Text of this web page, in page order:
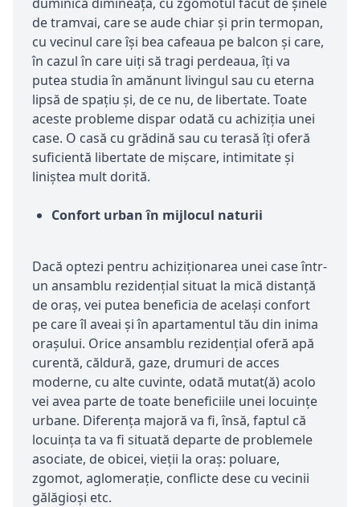
de tramvai, care se aude chiar și prin termopan,
cu vecinul care își bea cafeaua pe balcon și care,
în cazul în care uiți să tragi perdeaua, îți va
putea studia în amănunt livingul sau cu eterna
lipsă de spațiu și, de ce nu, de libertate. Toate
aceste probleme dispar odată cu achiziția unei
case. O casă cu grădină sau cu terasă îți oferă
suficientă libertate de mișcare, intimitate și
liniștea mult dorită.
Confort urban în mijlocul naturii
Dacă optezi pentru achiziționarea unei case într-
un ansamblu rezidențial situat la mică distanță
de oraș, vei putea beneficia de același confort
pe care îl aveai și în apartamentul tău din inima
orașului. Orice ansamblu rezidențial oferă apă
curentă, căldură, gaze, drumuri de acces
moderne, cu alte cuvinte, odată mutat(ă) acolo
vei avea parte de toate beneficiile unei locuințe
urbane. Diferența majoră va fi, însă, faptul că
locuința ta va fi situată departe de problemele
asociate, de obicei, vieții la oraș: poluare,
zgomot, aglomerație, conflicte dese cu vecinii
gălăgioși etc.